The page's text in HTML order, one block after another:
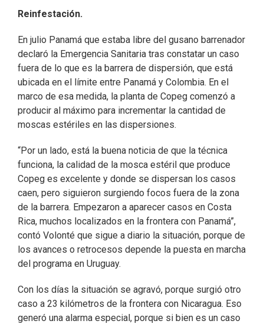
Reinfestación.
En julio Panamá que estaba libre del gusano barrenador
declaró la Emergencia Sanitaria tras constatar un caso
fuera de lo que es la barrera de dispersión, que está
ubicada en el límite entre Panamá y Colombia. En el
marco de esa medida, la planta de Copeg comenzó a
producir al máximo para incrementar la cantidad de
moscas estériles en las dispersiones.
“Por un lado, está la buena noticia de que la técnica
funciona, la calidad de la mosca estéril que produce
Copeg es excelente y donde se dispersan los casos
caen, pero siguieron surgiendo focos fuera de la zona
de la barrera. Empezaron a aparecer casos en Costa
Rica, muchos localizados en la frontera con Panamá”,
contó Volonté que sigue a diario la situación, porque de
los avances o retrocesos depende la puesta en marcha
del programa en Uruguay.
Con los días la situación se agravó, porque surgió otro
caso a 23 kilómetros de la frontera con Nicaragua. Eso
generó una alarma especial, porque si bien es un caso